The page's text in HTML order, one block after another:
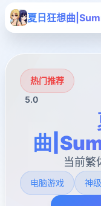
夏日狂想曲
热门推荐
5.0
曲
当前繁
电脑游戏 神